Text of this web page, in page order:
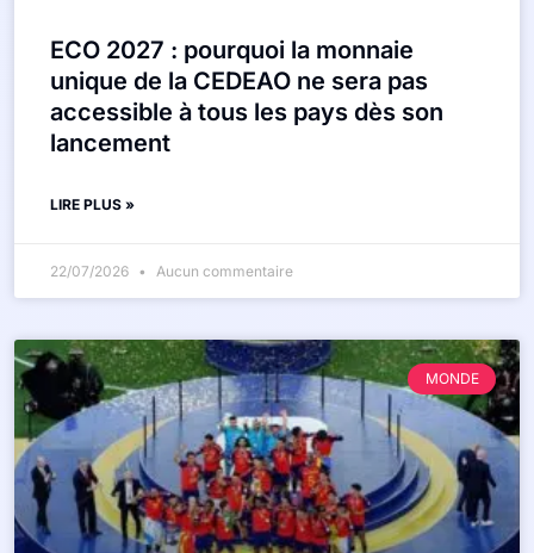
ECO 2027 : pourquoi la monnaie
unique de la CEDEAO ne sera pas
accessible à tous les pays dès son
lancement
LIRE PLUS »
22/07/2026 Aucun commentaire
MONDE